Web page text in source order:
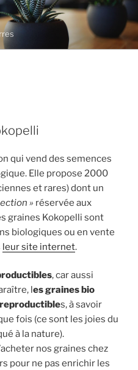
qui vend des semences
Elle propose 2000
et rares) dont un
» réservée aux
graines Kokopelli sont
biologiques ou en vente
leur site internet.
, car aussi
les graines bio
s, à savoir
fois (ce sont les joies du
à la nature).
nos graines chez
pour ne pas enrichir les